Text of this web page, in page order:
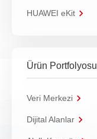
HUAWEI eKit
Ürün Portfolyosu
Veri Merkezi
Dijital Alanlar